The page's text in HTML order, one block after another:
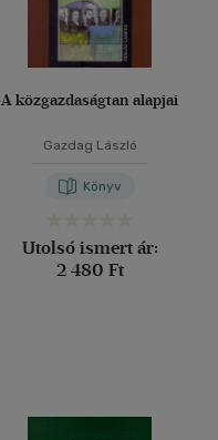
A közgazdaságtan alapjai
Gazdag László
Könyv
Utolsó ismert ár:
2 480 Ft